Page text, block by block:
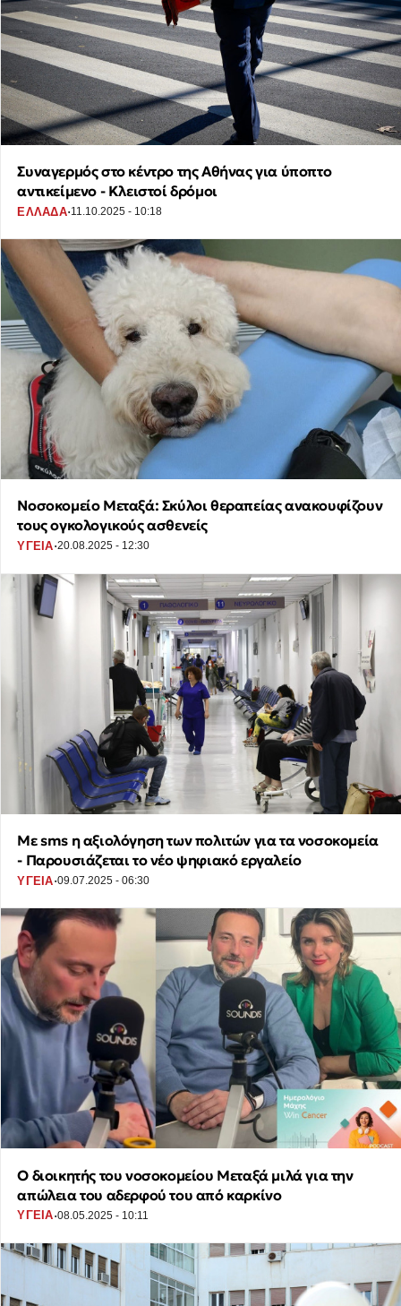
Συναγερμός στο κέντρο της Αθήνας για ύποπτο
αντικείμενο - Κλειστοί δρόμοι
ΕΛΛΑΔΑ·11.10.2025 - 10:18
Νοσοκομείο Μεταξά: Σκύλοι θεραπείας ανακουφίζουν
τους ογκολογικούς ασθενείς
ΥΓΕΙΑ·20.08.2025 - 12:30
Με sms η αξιολόγηση των πολιτών για τα νοσοκομεία
- Παρουσιάζεται το νέο ψηφιακό εργαλείο
ΥΓΕΙΑ·09.07.2025 - 06:30
Ο διοικητής του νοσοκομείου Μεταξά μιλά για την
απώλεια του αδερφού του από καρκίνο
ΥΓΕΙΑ·08.05.2025 - 10:11